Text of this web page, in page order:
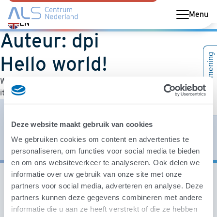
Deze website maakt gebruik van cookies
We gebruiken cookies om content en advertenties te
personaliseren, om functies voor social media te bieden
en om ons websiteverkeer te analyseren. Ook delen we
informatie over uw gebruik van onze site met onze
partners voor social media, adverteren en analyse. Deze
partners kunnen deze gegevens combineren met andere
informatie die u aan ze heeft verstrekt of die ze hebben
Menu
EN
Switch
language
to
English
Auteur: dpi
Hello world!
Welcome to WordPress. This is your first post. Edit or delete
it, then start writing!
de hoogte van de laatste ontwikkelingen.
Kennisbank
Geef uw mening